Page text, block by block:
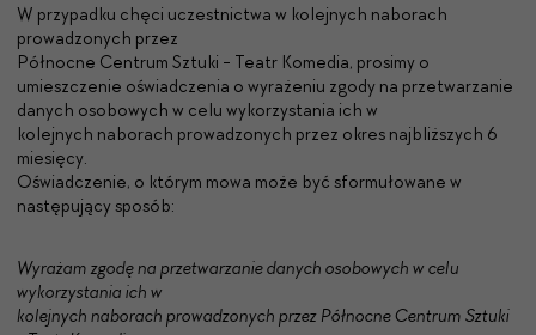
W przypadku chęci uczestnictwa w kolejnych naborach
prowadzonych przez
Północne Centrum Sztuki - Teatr Komedia, prosimy o
umieszczenie oświadczenia o wyrażeniu zgody na przetwarzanie
danych osobowych w celu wykorzystania ich w
kolejnych naborach prowadzonych przez okres najbliższych 6
miesięcy.
Oświadczenie, o którym mowa może być sformułowane w
następujący sposób:
Wyrażam zgodę na przetwarzanie danych osobowych w celu
wykorzystania ich w
kolejnych naborach prowadzonych przez Północne Centrum Sztuki